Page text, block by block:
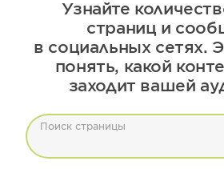
Узнайте
страниц и
в социальных сетях.
понять, какой
заходит вашей
Поиск страницы